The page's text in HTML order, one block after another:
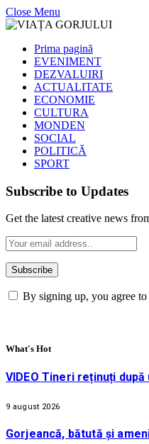
Close Menu
Prima pagină
EVENIMENT
DEZVALUIRI
ACTUALITATE
ECONOMIE
CULTURA
MONDEN
SOCIAL
POLITICĂ
SPORT
Subscribe to Updates
Get the latest creative news
By signing up, you agree
What's Hot
VIDEO Tineri reținuți
9 august 2026
Gorjeancă, bătută și